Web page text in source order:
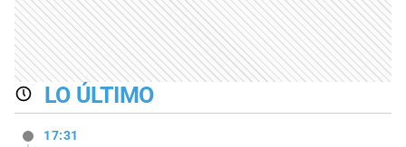
LO ÚLTIMO
17:31